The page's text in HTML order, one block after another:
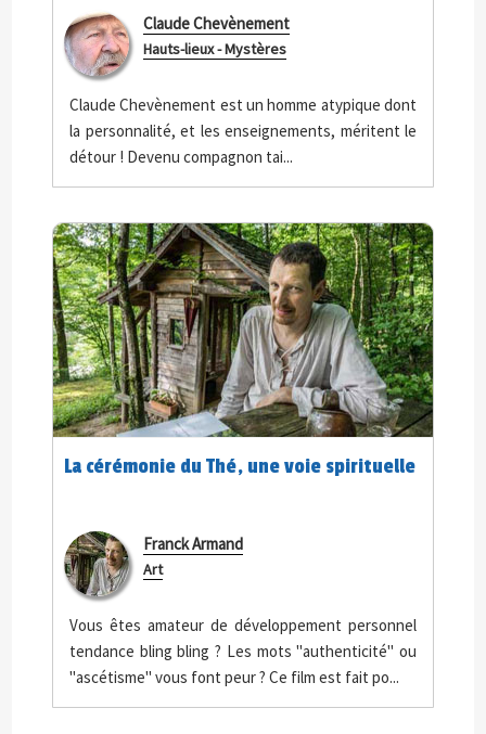
Claude Chevènement
Hauts-lieux - Mystères
Claude Chevènement est un homme atypique dont
la personnalité, et les enseignements, méritent le
détour ! Devenu compagnon tai...
La cérémonie du Thé, une voie spirituelle
Franck Armand
Art
Vous êtes amateur de développement personnel
tendance bling bling ? Les mots "authenticité" ou
"ascétisme" vous font peur ? Ce film est fait po...